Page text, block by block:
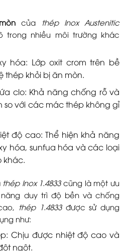
của
thép Inox Austenitic
nhiều môi trường khác
hóa: Lớp oxit crom trên bề
thép khỏi bị ăn mòn.
clo: Khả năng chống rỗ và
so với các mác thép không gỉ
độ cao: Thể hiện khả năng
hóa, sunfua hóa và các loại
khác.
thép Inox 1.4833cũng là một ưu
duy trì độ bền và chống
thép 1.4833được sử dụng
như:
Chịu được nhiệt độ cao và
ngột.